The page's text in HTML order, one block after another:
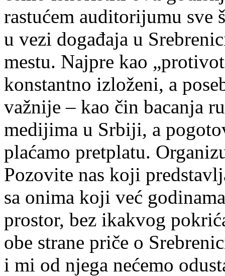
rastućem auditorijumu sve
u vezi događaja u
mestu. Najpre kao
konstantno izloženi, a
važnije – kao čin bacanja
medijima u Srbiji, a
plaćamo pretplatu.
Pozovite nas koji
sa onima koji već
prostor, bez ikakvog
obe strane priče o
i mi od njega nećemo